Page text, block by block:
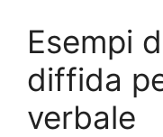
Esempi
diffida
verbale